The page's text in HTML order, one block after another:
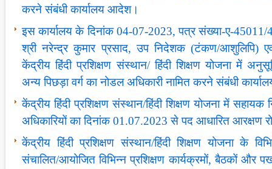
करने संबंधी कार्यालय आदेश।
इस कार्यालय के दिनांक 04-07-2023, पत्र संख्या-ए-
श्री नरेन्द्र कुमार प्रसाद, उप निदेशक (टंकण/आशुलिपि) एवं
केंद्रीय हिंदी प्रशिक्षण संस्थान/ हिंदी शिक्षण योजना में
अन्य पिछड़ा वर्ग का नोडल अधिकारी नामित करने संबंधी
केंद्रीय हिंदी प्रशिक्षण संस्थान/हिंदी शिक्षण योजना में
अधिकारियों का दिनांक 01.07.2023 से पद आधारित आरक्षण
केंद्रीय हिंदी प्रशिक्षण संस्थान/हिंदी शिक्षण योजना के
संचालित/आयोजित विभिन्न प्रशिक्षण कार्यक्रमों, बैठकों